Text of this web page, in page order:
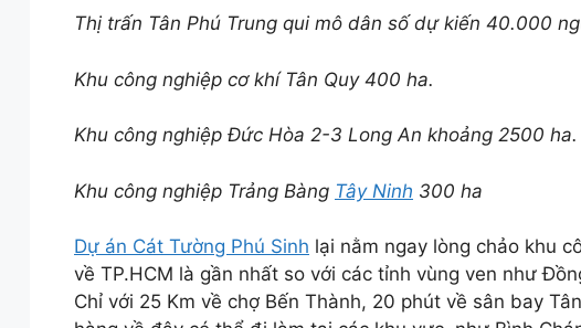
Thị trấn Tân Phú Trung qui mô dân số dự kiến 40.000
Khu công nghiệp cơ khí Tân Quy 400 ha.
Khu công nghiệp Đức Hòa 2-3 Long An khoảng 2500 ha.
Khu công nghiệp Trảng Bàng Tây Ninh 300 ha
Dự án Cát Tường Phú Sinh lại nằm ngay lòng chảo khu
về TP.HCM là gần nhất so với các tỉnh vùng ven như
Chỉ với 25 Km về chợ Bến Thành, 20 phút về sân bay